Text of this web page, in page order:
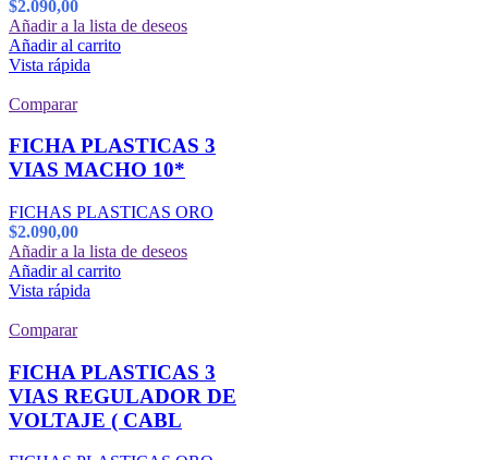
$2.090,00
Añadir a la lista de deseos
Añadir al carrito
Vista rápida
Comparar
FICHA PLASTICAS 3
VIAS MACHO 10*
FICHAS PLASTICAS ORO
$2.090,00
Añadir a la lista de deseos
Añadir al carrito
Vista rápida
Comparar
FICHA PLASTICAS 3
VIAS REGULADOR DE
VOLTAJE ( CABL